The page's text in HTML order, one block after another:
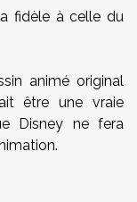
fidèle à celle du
animé original
être une vraie
Disney ne fera